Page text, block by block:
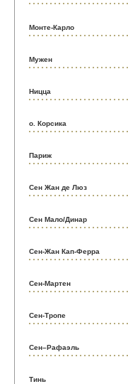
Монте-Карло
Мужен
Ницца
о. Корсика
Париж
Сен Жан де Люз
Сен Мало/Динар
Сен-Жан Кап-Ферра
Сен-Мартен
Сен-Тропе
Сен–Рафаэль
Тинь